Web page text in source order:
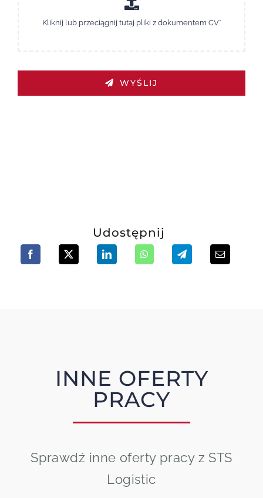
WYŚLIJ
Udostępnij
INNE OFERTY
PRACY
Sprawdź inne oferty pracy z STS
Logistic